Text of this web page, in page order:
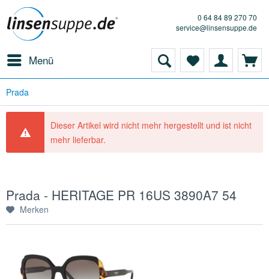
0 64 84 89 270 70
service@linsensuppe.de
Menü
Prada
Dieser Artikel wird nicht mehr hergestellt und ist nicht
mehr lieferbar.
Prada - HERITAGE PR 16US 3890A7 54
Merken